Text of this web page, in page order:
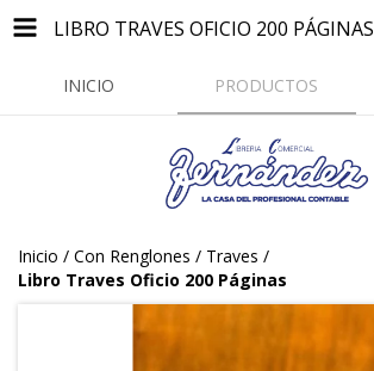
LIBRO TRAVES OFICIO 200 PÁGINAS
INICIO PRODUCTOS
Inicio / Con Renglones / Traves /
Libro Traves Oficio 200 Páginas